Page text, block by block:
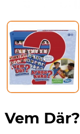
Vem Där?